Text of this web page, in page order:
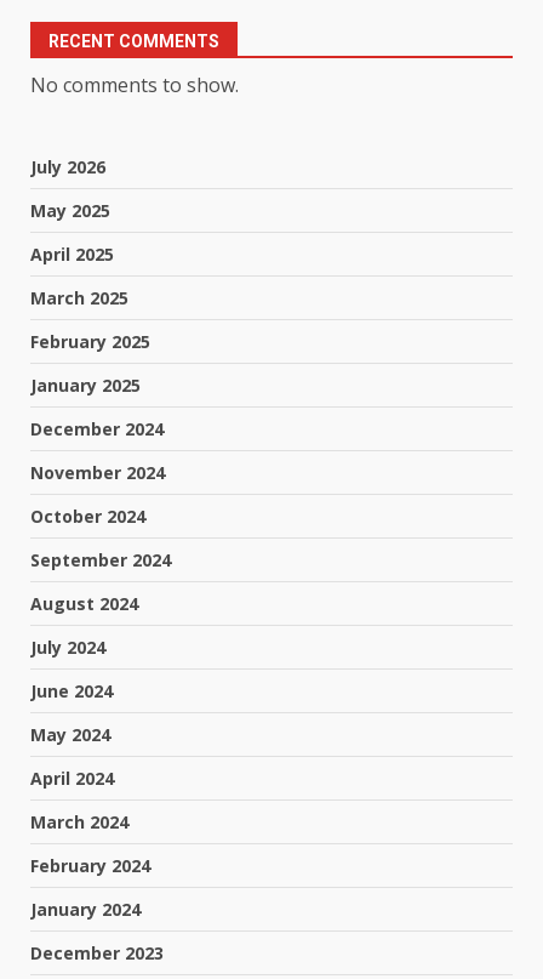
RECENT COMMENTS
No comments to show.
July 2026
May 2025
April 2025
March 2025
February 2025
January 2025
December 2024
November 2024
October 2024
September 2024
August 2024
July 2024
June 2024
May 2024
April 2024
March 2024
February 2024
January 2024
December 2023